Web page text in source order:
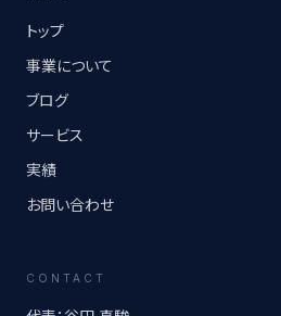
トップ
事業について
ブログ
サービス
実績
お問い合わせ
CONTACT